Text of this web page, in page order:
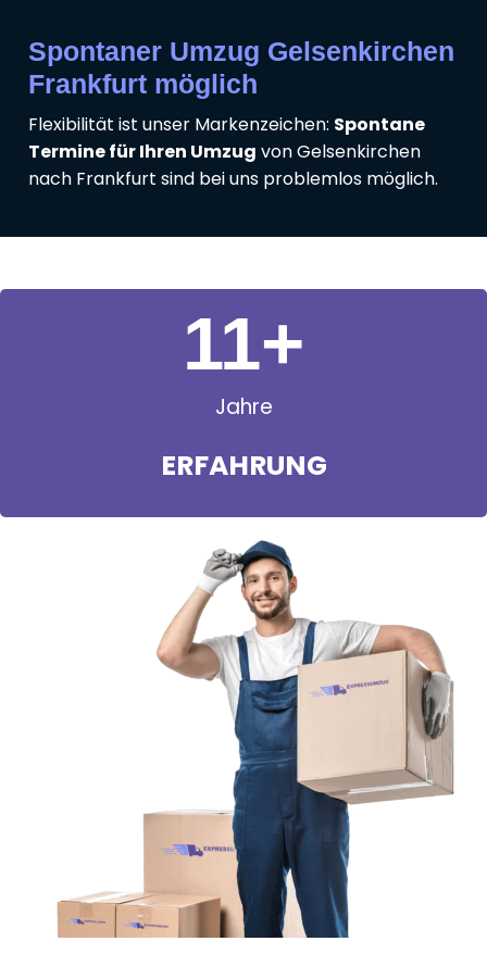
Spontaner Umzug Gelsenkirchen
Frankfurt möglich
Flexibilität ist unser Markenzeichen: Spontane
Termine für Ihren Umzug von Gelsenkirchen
nach Frankfurt sind bei uns problemlos möglich.
Jahre
ERFAHRUNG
11+